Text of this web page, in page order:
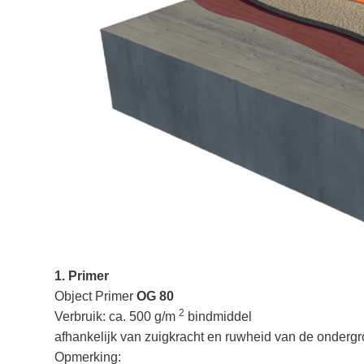
1. Primer
Object Primer OG 80
Verbruik: ca. 500 g/m 2 bindmiddel
afhankelijk van zuigkracht en ruwheid van de
Opmerking: